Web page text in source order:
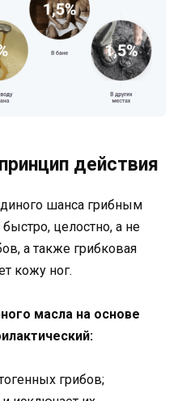
действия
шанса грибным
целостно, а не
а также грибковая
кожу ног.
масла на основе
грибов;